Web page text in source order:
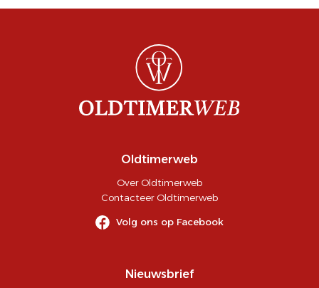
Oldtimerweb
Over Oldtimerweb
Contacteer Oldtimerweb
Volg ons op Facebook
Nieuwsbrief